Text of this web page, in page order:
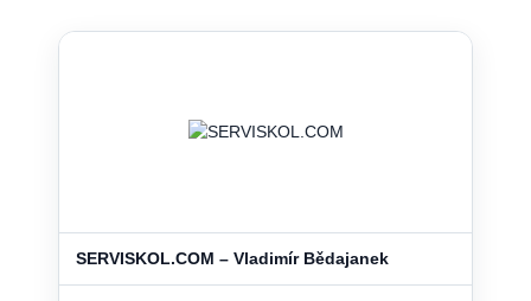
SERVISKOL.COM – Vladimír Bědajanek